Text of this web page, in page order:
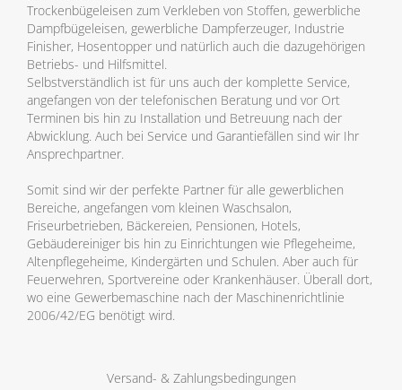
Trockenbügeleisen zum Verkleben von Stoffen, gewerbliche
Dampfbügeleisen, gewerbliche Dampferzeuger, Industrie
Finisher, Hosentopper und natürlich auch die dazugehörigen
Betriebs- und Hilfsmittel.
Selbstverständlich ist für uns auch der komplette Service,
angefangen von der telefonischen Beratung und vor Ort
Terminen bis hin zu Installation und Betreuung nach der
Abwicklung. Auch bei Service und Garantiefällen sind wir Ihr
Ansprechpartner.
Somit sind wir der perfekte Partner für alle gewerblichen
Bereiche, angefangen vom kleinen Waschsalon,
Friseurbetrieben, Bäckereien, Pensionen, Hotels,
Gebäudereiniger bis hin zu Einrichtungen wie Pflegeheime,
Altenpflegeheime, Kindergärten und Schulen. Aber auch für
Feuerwehren, Sportvereine oder Krankenhäuser. Überall dort,
wo eine Gewerbemaschine nach der Maschinenrichtlinie
2006/42/EG benötigt wird.
Versand- & Zahlungsbedingungen